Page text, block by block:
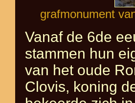
grafmonument
Vanaf de 6de
stammen hun
van het oude
Clovis, koning